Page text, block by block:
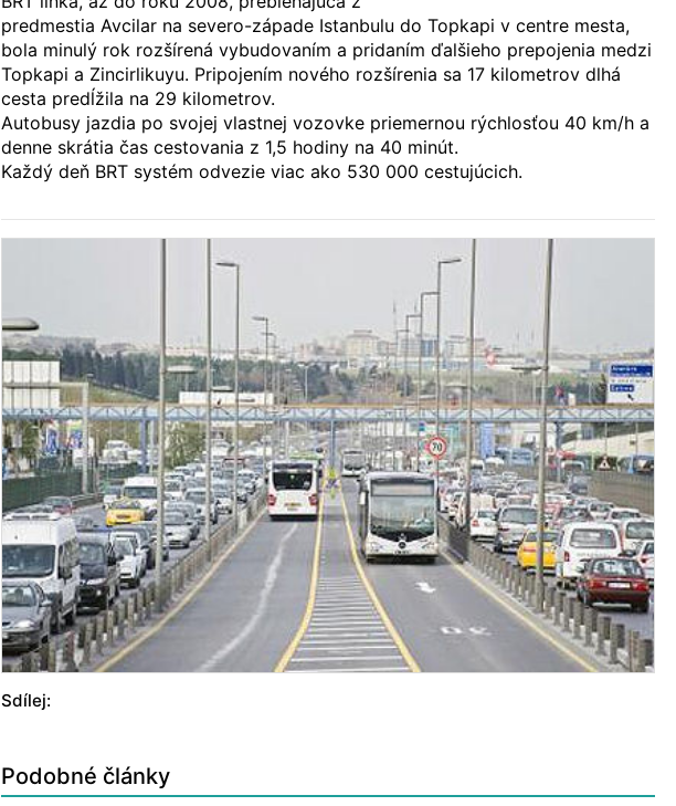
predmestia Avcilar na severo-západe Istanbulu do Topkapi v centre mesta,
bola minulý rok rozšírená vybudovaním a pridaním ďalšieho prepojenia medzi
Topkapi a Zincirlikuyu. Pripojením nového rozšírenia sa 17 kilometrov dlhá
cesta predĺžila na 29 kilometrov.
Autobusy jazdia po svojej vlastnej vozovke priemernou rýchlosťou 40 km/h a
denne skrátia čas cestovania z 1,5 hodiny na 40 minút.
Každý deň BRT systém odvezie viac ako 530 000 cestujúcich.
Sdílej:
Podobné články